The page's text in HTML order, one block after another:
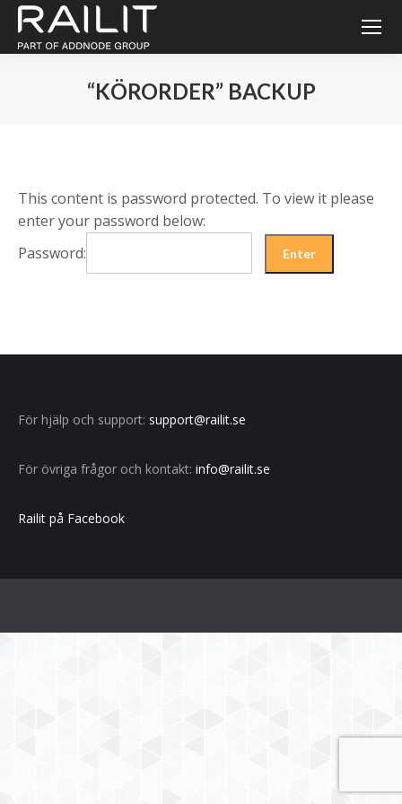
“KÖRORDER” BACKUP
This content is password protected. To view it please
enter your password below:
Password:
För hjälp och support: support@railit.se
För övriga frågor och kontakt: info@railit.se
Railit på Facebook